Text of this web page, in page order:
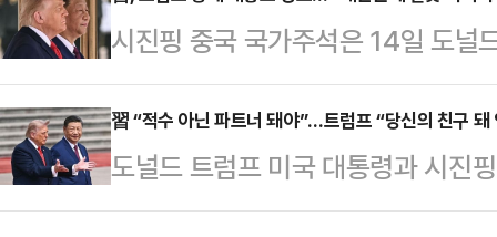
도) 등 중요한 국제 및 지역 현안에
문제와 …
주석은 이날 오전 베이징 인민대회
담을 시작하면서 모두발언을 통해
스 함정'을 언급했다.시 주석은 “세
미 양국이 투키디데스의 함정을 넘
느냐가 중요하다…
시진핑 중국 국가주석은 14일 도널
미·중 충돌로 이어질 수 있다고 경
따르면 시 주석은 이날 베이징 인민
회담에서 대만문제를 거론하며 “중
만문제를) 잘 처리하면 두 나라 관
習 “적수 아닌 파트너 돼야”…트럼프 “당신의 친구 돼
도널드 트럼프 미국 대통령과 시진
일 오전 시작됐다. 이번 정상회담에